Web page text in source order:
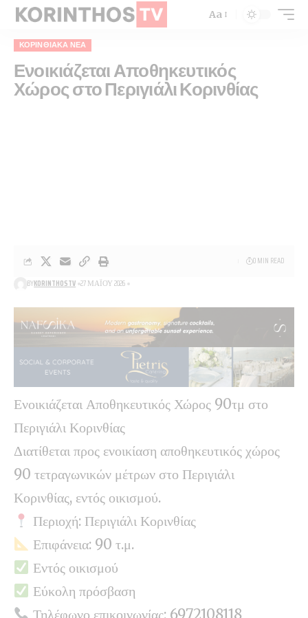
Aa
ΚΟΡΙΝΘΙΑΚΆ ΝΈΑ
Ενοικιάζεται Αποθηκευτικός
Χώρος στο Περιγιάλι Κορινθίας
BYKORINTHOSTV 27 ΜΑΪ́ΟΥ 2026
0 MIN READ
Ενοικιάζεται Αποθηκευτικός Χώρος 90τμ στο
Περιγιάλι Κορινθίας
Διατίθεται προς ενοικίαση αποθηκευτικός χώρος
90 τετραγωνικών μέτρων στο Περιγιάλι
Κορινθίας, εντός οικισμού.
Περιοχή: Περιγιάλι Κορινθίας
Επιφάνεια: 90 τ.μ.
Εντός οικισμού
Εύκολη πρόσβαση
Τηλέφωνο επικοινωνίας: 6972108118